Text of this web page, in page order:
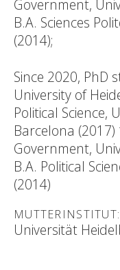
Government,
B.A. Sciences
(2014);
Since 2020, PhD
University of
Political Science,
Barcelona
Government,
B.A. Political
(2014)
MUTTERINSTITUT:
Universität